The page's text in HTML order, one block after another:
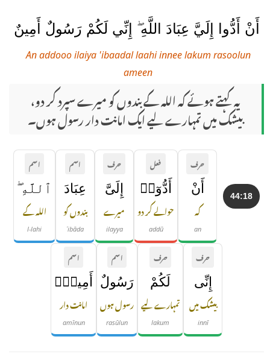
أَنْ أَدُّوا إِلَيَّ عِبَادَ اللَّهِ ۖ إِنِّي لَكُمْ رَسُولٌ أَمِينٌ
An addooo ilaiya 'ibaadal laahi innee lakum rasoolun
ameen
یہ کہتے ہوئے کہ اللہ کے بندوں کو میرے سپرد کر دو،
بیشک میں تمہارے لیے ایک امانت دار رسول ہوں۔
44:18
حرف
أَنْ
کہ
an
فعل
أَدُّوٓا۟
حوالے کر دو
addū
حرف
إِلَىَّ
میرے
ilayya
اسم
عِبَادَ
بندوں کو
ʿibāda
اسم
ٱللَّهِ ۖ
اللہ کے
l-lahi
حرف
إِنِّى
بیشک میں
innī
حرف
لَكُمْ
تمہارے لیے
lakum
اسم
رَسُولٌ
رسول ہوں
rasūlun
اسم
أَمِينٌۭ
امانت دار
amīnun